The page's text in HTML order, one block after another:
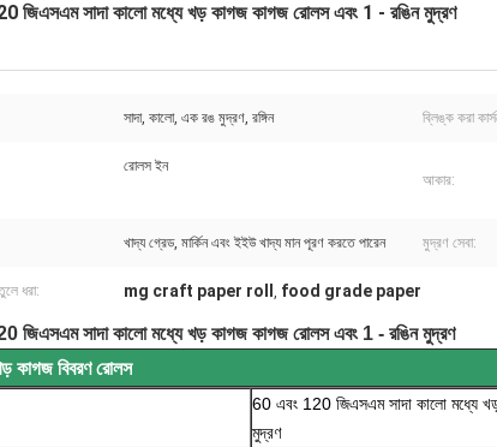
জিএসএম সাদা কালো মধ্যে খড় কাগজ কাগজ রোলস এবং 1 - রঙিন মুদ্রণ
সাদা, কালো, এক রঙ মুদ্রণ, রঙ্গিন ব্লিঙ্ক করা
রোলস ইন
আকার:
খাদ্য গ্রেড, মার্কিন এবং ইইউ খাদ্য মান পূরণ করতে পারেন মুদ্রণ সেবা:
ধরা: mg craft paper roll , food grade paper
জিএসএম সাদা কালো মধ্যে খড় কাগজ কাগজ রোলস এবং 1 - রঙিন মুদ্রণ
কাগজ বিবরণ রোলস
60 এবং 120 জিএসএম সাদা কালো মধ্যে
মুদ্রণ